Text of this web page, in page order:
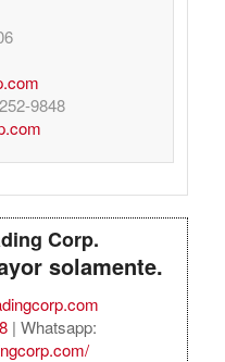
9848
Corp.
solamente.
| Whatsapp: